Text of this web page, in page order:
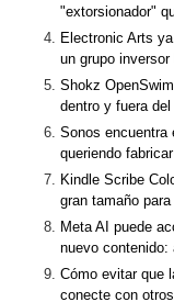
"extorsionador"
Electronic Arts
un grupo
Shokz
dentro y fuera del
Sonos encuentra
queriendo fabricar
Kindle Scribe
gran tamaño
Meta AI puede
nuevo
Cómo evitar que
conecte con